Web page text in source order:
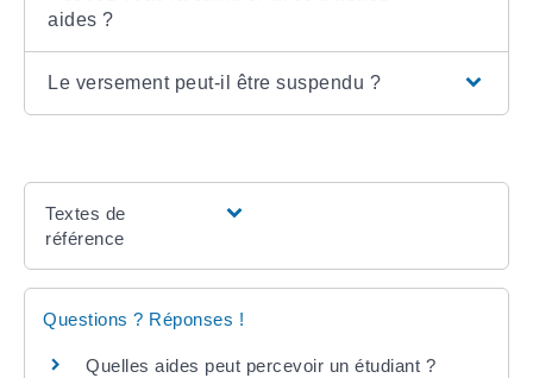
aides ?
Le versement peut-il être suspendu ?
Textes de
référence
Questions ? Réponses !
Quelles aides peut percevoir un étudiant ?